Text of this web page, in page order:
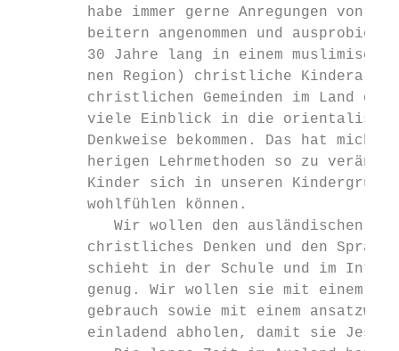
habe immer gerne Anregungen von
beitern angenommen und
30 Jahre lang in einem
nen Region) christliche
christlichen Gemeinden im Land
viele Einblick in die
Denkweise bekommen. Das hat mich
herigen Lehrmethoden so zu
Kinder sich in unseren
        wohlfühlen können.
Wir wollen den ausländischen
christliches Denken und den
schieht in der Schule und im
genug. Wir wollen sie mit einem
gebrauch sowie mit einem
einladend abholen, damit sie